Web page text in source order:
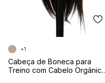
Cabeça de Boneca para
Treino com Cabelo Orgânico
+1